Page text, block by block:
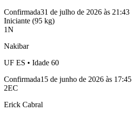
Confirmada31 de julho de 2026 às 21:43
Iniciante (95 kg)
1N
Nakibar
UF ES • Idade 60
Confirmada15 de junho de 2026 às 17:45
2EC
Erick Cabral